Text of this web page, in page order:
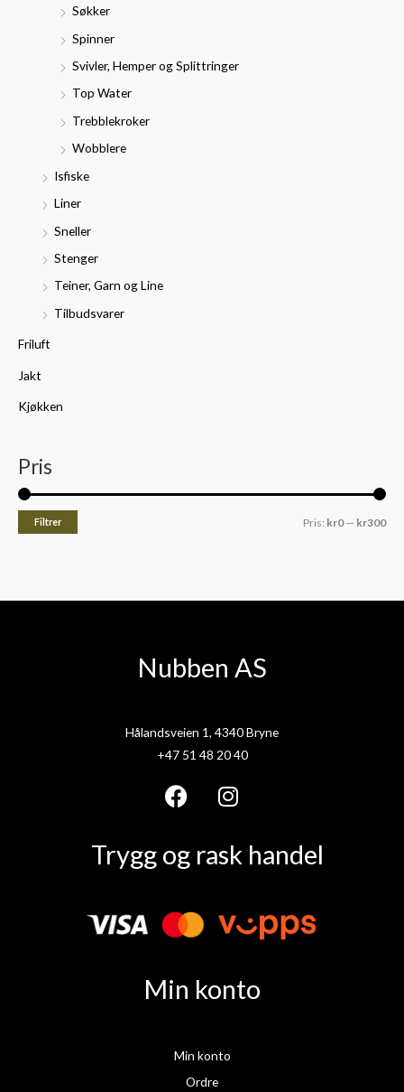
Søkker
Spinner
Svivler, Hemper og Splittringer
Top Water
Trebblekroker
Wobblere
Isfiske
Liner
Sneller
Stenger
Teiner, Garn og Line
Tilbudsvarer
Friluft
Jakt
Kjøkken
Pris
Filtrer Pris: kr0— kr300
Nubben AS
Hålandsveien 1, 4340 Bryne
+47 51 48 20 40
F
c
b
o
I
s
g
m
Trygg og rask handel
Min konto
Min konto
Ordre